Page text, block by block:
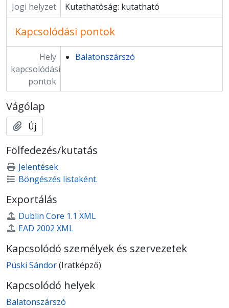
Jogi helyzet Kutathatóság: kutatható
Kapcsolódási pontok
Hely
kapcsolódási
pontok
Balatonszárszó
Vágólap
Új
Fölfedezés/kutatás
Jelentések
Böngészés listaként.
Exportálás
Dublin Core 1.1 XML
EAD 2002 XML
Kapcsolódó személyek és szervezetek
Püski Sándor(Iratképző)
Kapcsolódó helyek
Balatonszárszó